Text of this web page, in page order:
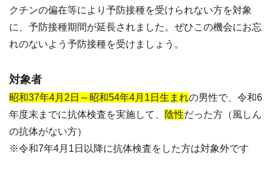
クチンの偏在等により予防接種を受けられない方を対象
に、予防接種期間が延長されました。ぜひこの機会にお忘
れのないよう予防接種を受けましょう。
対象者
昭和37年4月2日～昭和54年4月1日生まれの男性で、令和6
年度末までに抗体検査を実施して、
陰性だった方（風しん
の抗体がない方）
※令和7年4月1日以降に抗体検査をした方は対象外です